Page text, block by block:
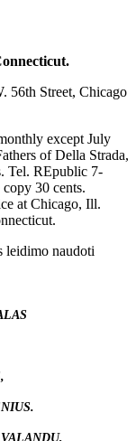
56th Street, Chicago
except July
of Della Strada,
Tel. REpublic 7-
30 cents.
at Chicago, Ill.
leidimo naudoti